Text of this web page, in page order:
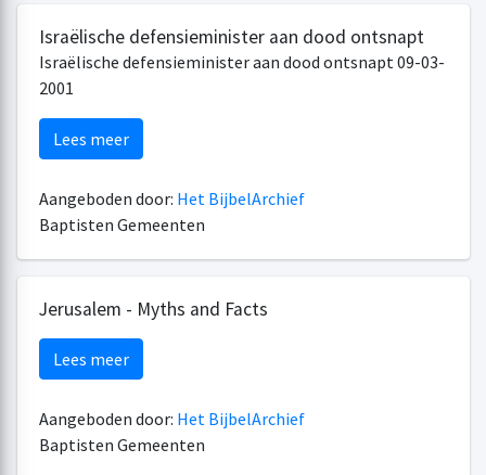
Israëlische defensieminister aan dood ontsnapt
Israëlische defensieminister aan dood ontsnapt 09-03-
2001
Lees meer
Aangeboden door: Het BijbelArchief
Baptisten Gemeenten
Jerusalem - Myths and Facts
Lees meer
Aangeboden door: Het BijbelArchief
Baptisten Gemeenten